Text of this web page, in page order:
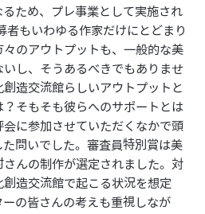
ため、プレ事業として実施され
者もいわゆる作家だけにとどまり
のアウトプットも、一般的な美
し、そうあるべきでもありませ
造交流館らしいアウトプットと
そもそも彼らへのサポートとは
に参加させていただくなかで頭
問いでした。審査員特別賞は美
んの制作が選定されました。対
造交流館で起こる状況を想定
の皆さんの考えも重視しなが